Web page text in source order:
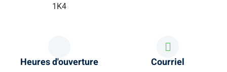
1K4
Heures d'ouverture Courriel